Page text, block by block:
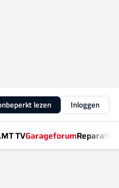
lezen Inloggen
TVGarageforum